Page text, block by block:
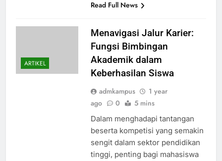
Read Full News
ARTIKEL
Menavigasi Jalur Karier:
Fungsi Bimbingan
Akademik dalam
Keberhasilan Siswa
admkampus
1 year
ago
0 5 mins
Dalam menghadapi tantangan
beserta kompetisi yang semakin
sengit dalam sektor pendidikan
tinggi, penting bagi mahasiswa